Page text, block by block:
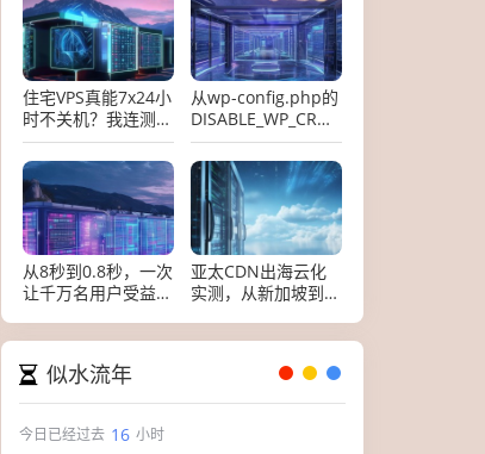
住宅VPS真能7x24小
时不关机？我连测
30天，结果让人意
外
从wp-config.php的
DISABLE_WP_CRON
开始，拆解
WordPress运维的
六个致命难题
从8秒到0.8秒，一次
让千万名用户受益的
亚太CDN出海云化
实测，从新加坡到悉
似水流年
今日已经过去 16 小时